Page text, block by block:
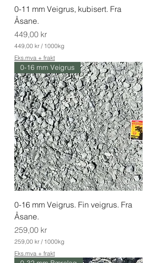
o
g
r
a
0-11 mm Veigrus, kubisert. Fra
Åsane.
Pris
449,00 kr
449,00 kr / 1000kg
4
4
,
0
0
k
r
p
e
r
1
0
0
0
K
i
o
g
r
a
Eks.mva + frakt
0-16 mm Veigrus
0-16 mm Veigrus. Fin veigrus. Fra
Åsane.
Pris
259,00 kr
259,00 kr / 1000kg
2
5
Eks.mva + frakt